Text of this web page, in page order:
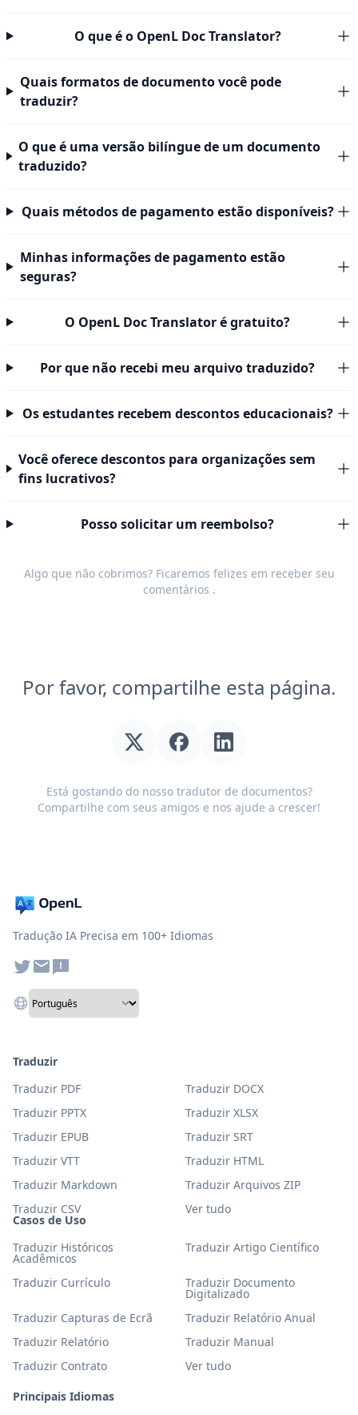
O que é o OpenL Doc Translator?
Quais formatos de documento você pode
traduzir?
O que é uma versão bilíngue de um documento
traduzido?
Quais métodos de pagamento estão disponíveis?
Minhas informações de pagamento estão
seguras?
O OpenL Doc Translator é gratuito?
Por que não recebi meu arquivo traduzido?
Os estudantes recebem descontos educacionais?
Você oferece descontos para organizações sem
fins lucrativos?
Posso solicitar um reembolso?
Algo que não cobrimos? Ficaremos felizes em receber seu
comentários .
Por favor, compartilhe esta página.
Está gostando do nosso tradutor de documentos?
Compartilhe com seus amigos e nos ajude a crescer!
Tradução IA Precisa em 100+ Idiomas
Casos de Uso
Traduzir Históricos
Acadêmicos
Traduzir Artigo Científico
Traduzir Currículo Traduzir Documento
Digitalizado
Traduzir Capturas de Ecrã
Traduzir Relatório Anual
Traduzir Relatório
Traduzir Manual
Traduzir Contrato
Ver tudo
Principais Idiomas
Traduzir
Traduzir PDF
Traduzir DOCX
Traduzir PPTX
Traduzir XLSX
Traduzir EPUB
Traduzir SRT
Traduzir VTT
Traduzir HTML
Traduzir Markdown
Traduzir Arquivos ZIP
Traduzir CSV
Ver tudo